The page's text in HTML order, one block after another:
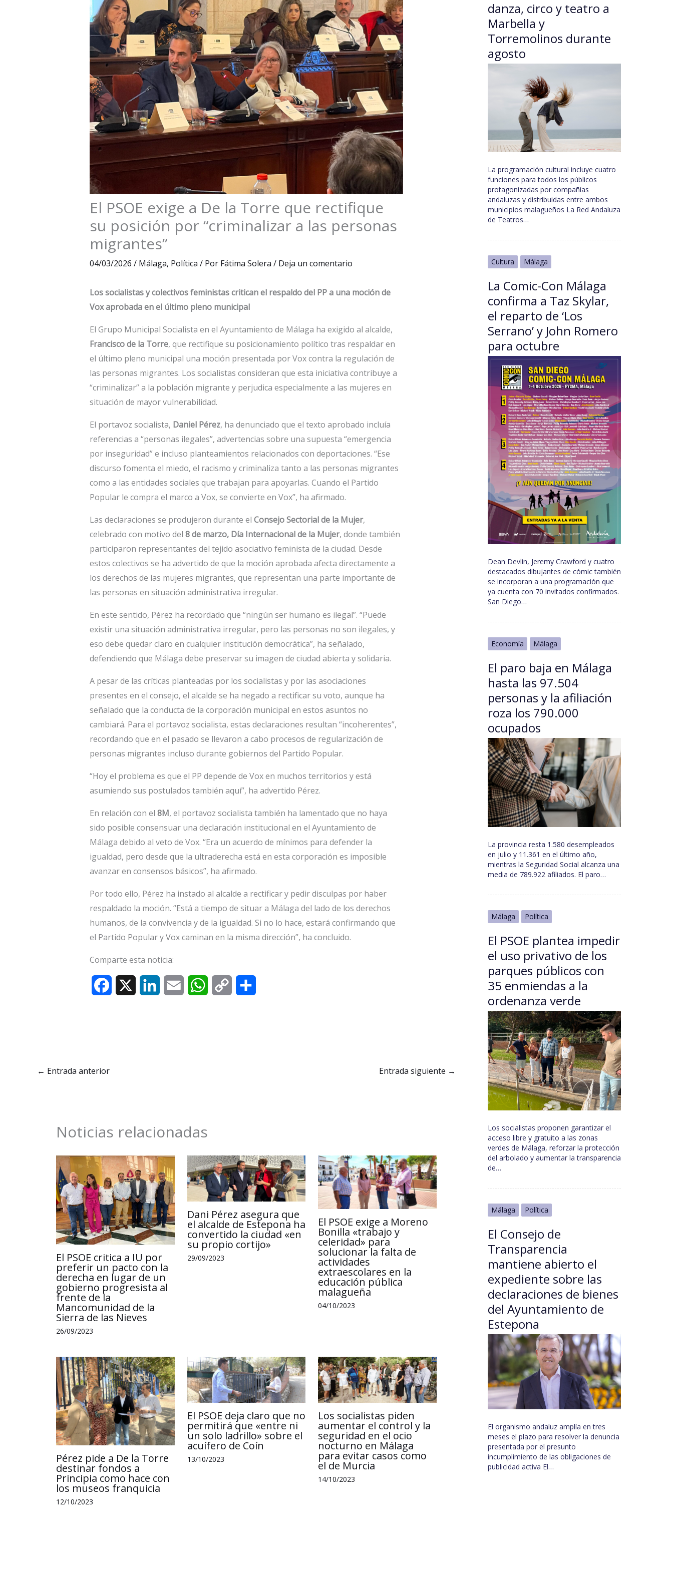
El PSOE exige a De la Torre que rectifique
su posición por “criminalizar a las personas
migrantes”
04/03/2026 / Málaga, Política / Por Fátima Solera / Deja un comentario
Los socialistas y colectivos feministas critican el respaldo del PP a una moción de
Vox aprobada en el último pleno municipal
El Grupo Municipal Socialista en el Ayuntamiento de Málaga ha exigido al alcalde,
Francisco de la Torre, que rectifique su posicionamiento político tras respaldar en
el último pleno municipal una moción presentada por Vox contra la regulación de
las personas migrantes. Los socialistas consideran que esta iniciativa contribuye a
“criminalizar” a la población migrante y perjudica especialmente a las mujeres en
situación de mayor vulnerabilidad.
El portavoz socialista, Daniel Pérez, ha denunciado que el texto aprobado incluía
referencias a “personas ilegales”, advertencias sobre una supuesta “emergencia
por inseguridad” e incluso planteamientos relacionados con deportaciones. “Ese
discurso fomenta el miedo, el racismo y criminaliza tanto a las personas migrantes
como a las entidades sociales que trabajan para apoyarlas. Cuando el Partido
Popular le compra el marco a Vox, se convierte en Vox”, ha afirmado.
Las declaraciones se produjeron durante el Consejo Sectorial de la Mujer,
celebrado con motivo del 8 de marzo, Día Internacional de la Mujer, donde también
participaron representantes del tejido asociativo feminista de la ciudad. Desde
estos colectivos se ha advertido de que la moción aprobada afecta directamente a
los derechos de las mujeres migrantes, que representan una parte importante de
las personas en situación administrativa irregular.
En este sentido, Pérez ha recordado que “ningún ser humano es ilegal”. “Puede
existir una situación administrativa irregular, pero las personas no son ilegales, y
eso debe quedar claro en cualquier institución democrática”, ha señalado,
defendiendo que Málaga debe preservar su imagen de ciudad abierta y solidaria.
A pesar de las críticas planteadas por los socialistas y por las asociaciones
presentes en el consejo, el alcalde se ha negado a rectificar su voto, aunque ha
señalado que la conducta de la corporación municipal en estos asuntos no
cambiará. Para el portavoz socialista, estas declaraciones resultan “incoherentes”,
recordando que en el pasado se llevaron a cabo procesos de regularización de
personas migrantes incluso durante gobiernos del Partido Popular.
“Hoy el problema es que el PP depende de Vox en muchos territorios y está
asumiendo sus postulados también aquí”, ha advertido Pérez.
En relación con el 8M, el portavoz socialista también ha lamentado que no haya
sido posible consensuar una declaración institucional en el Ayuntamiento de
Málaga debido al veto de Vox. “Era un acuerdo de mínimos para defender la
igualdad, pero desde que la ultraderecha está en esta corporación es imposible
avanzar en consensos básicos”, ha afirmado.
Por todo ello, Pérez ha instado al alcalde a rectificar y pedir disculpas por haber
respaldado la moción. “Está a tiempo de situar a Málaga del lado de los derechos
humanos, de la convivencia y de la igualdad. Si no lo hace, estará confirmando que
el Partido Popular y Vox caminan en la misma dirección”, ha concluido.
Comparte esta noticia:
W
← Entrada anterior Entrada siguiente →
Noticias relacionadas
El PSOE critica a IU por
preferir un pacto con la
derecha en lugar de un
gobierno progresista al
frente de la
Mancomunidad de la
Sierra de las Nieves
26/09/2023
Dani Pérez asegura que
el alcalde de Estepona ha
convertido la ciudad «en
su propio cortijo»
29/09/2023
El PSOE exige a Moreno
Bonilla «trabajo y
celeridad» para
solucionar la falta de
actividades
extraescolares en la
educación pública
malagueña
04/10/2023
Pérez pide a De la Torre
destinar fondos a
Principia como hace con
los museos franquicia
12/10/2023
El PSOE deja claro que no
permitirá que «entre ni
un solo ladrillo» sobre el
acuífero de Coín
13/10/2023
Los socialistas piden
aumentar el control y la
seguridad en el ocio
nocturno en Málaga
para evitar casos como
el de Murcia
14/10/2023
danza, circo y teatro a
Marbella y
Torremolinos durante
agosto
La programación cultural incluye cuatro
funciones para todos los públicos
protagonizadas por compañías
andaluzas y distribuidas entre ambos
municipios malagueños La Red Andaluza
de Teatros…
Cultura Málaga
La Comic-Con Málaga
confirma a Taz Skylar,
el reparto de ‘Los
Serrano’ y John Romero
para octubre
Dean Devlin, Jeremy Crawford y cuatro
destacados dibujantes de cómic también
se incorporan a una programación que
ya cuenta con 70 invitados confirmados.
San Diego…
Economía Málaga
El paro baja en Málaga
hasta las 97.504
personas y la afiliación
roza los 790.000
ocupados
La provincia resta 1.580 desempleados
en julio y 11.361 en el último año,
mientras la Seguridad Social alcanza una
media de 789.922 afiliados. El paro…
Málaga Política
El PSOE plantea impedir
el uso privativo de los
parques públicos con
35 enmiendas a la
ordenanza verde
Los socialistas proponen garantizar el
acceso libre y gratuito a las zonas
verdes de Málaga, reforzar la protección
del arbolado y aumentar la transparencia
de…
Málaga Política
El Consejo de
Transparencia
mantiene abierto el
expediente sobre las
declaraciones de bienes
del Ayuntamiento de
Estepona
El organismo andaluz amplía en tres
meses el plazo para resolver la denuncia
presentada por el presunto
incumplimiento de las obligaciones de
publicidad activa El…